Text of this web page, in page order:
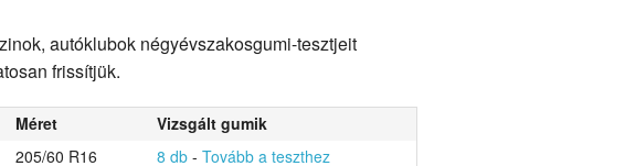
autóklubok négyévszakosgumi-tesztjeit
frissítjük.
Méret
Vizsgált gumik
205/60 R16 8 db -Tovább a teszthez